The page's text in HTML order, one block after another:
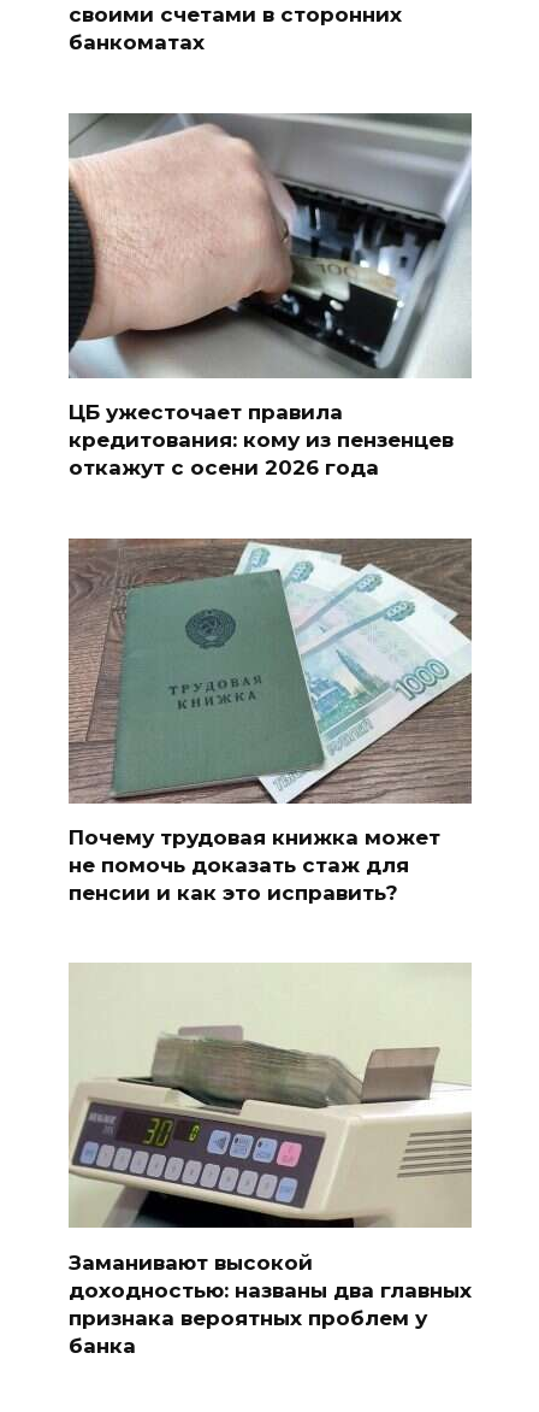
своими счетами в сторонних
банкоматах
ЦБ ужесточает правила
кредитования: кому из пензенцев
откажут с осени 2026 года
Почему трудовая книжка может
не помочь доказать стаж для
пенсии и как это исправить?
Заманивают высокой
доходностью: названы два главных
признака вероятных проблем у
банка